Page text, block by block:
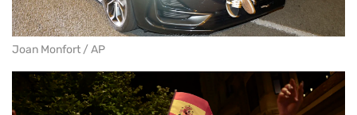
Joan Monfort / AP